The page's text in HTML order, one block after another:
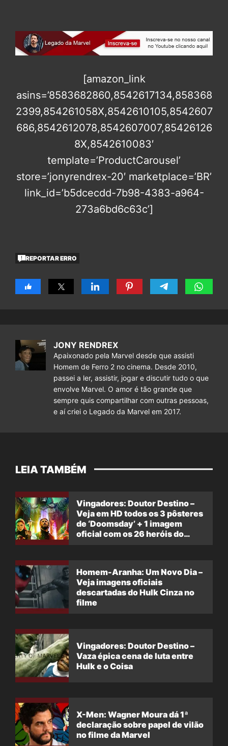
[amazon_link
asins=’8583682860,8542617134,858368
2399,854261058X,8542610105,8542607
686,8542612078,8542607007,85426126
8X,8542610083′
template=’ProductCarousel’
store=’jonyrendrex-20′ marketplace=’BR’
link_id=’b5dcecdd-7b98-4383-a964-
273a6bd6c63c’]
REPORTAR ERRO
JONY RENDREX
Apaixonado pela Marvel desde que assisti
Homem de Ferro 2 no cinema. Desde 2010,
passei a ler, assistir, jogar e discutir tudo o que
envolve Marvel. O amor é tão grande que
sempre quis compartilhar com outras pessoas,
e aí criei o Legado da Marvel em 2017.
LEIA TAMBÉM
Vingadores: Doutor Destino –
Veja em HD todos os 3 pôsteres
de ‘Doomsday’ + 1 imagem
oficial com os 26 heróis do
Homem-Aranha: Um Novo Dia –
Veja imagens oficiais
descartadas do Hulk Cinza no
filme
Vingadores: Doutor Destino –
Vaza épica cena de luta entre
Hulk e o Coisa
X-Men: Wagner Moura dá 1ª
declaração sobre papel de vilão
no filme da Marvel